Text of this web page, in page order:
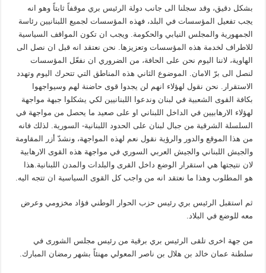
بشكل دقيق، وقد سجلنا الى جانب دولة الرئيس بري موقفاً ثابتاً وهو انه
يجب تفعيل المؤسسات في البلد، فهذه المؤسسات لجميع اللبنانيين رئاسة
الجمهورية والمجلس النيابي والحكومة. ويجب ان تكون المواقف السياسية
للاطراف لخدمة هذه المؤسسات وتعزيزها. نحن نعتقد انه قبل ان نصل الى
الهاوية، لاننا اليوم نحن على الحافة، من الضروري ان نفعّل المؤسسات
لنصل الى برّ الامان. الموضوع الثاني هذه المناطق التي تتحرك اليوم وتهدد
الاستقرار. نحن نقول لهؤلاء انهم لن يجدوا قوى حاضنة لهم وسيواجهوا
بكافة القوى الشعبية في لبنان وندعوا اللبنانيين لكي يشكلوا جبهة مواجهة
لهؤلاء الارهابيين في الداخل اللبناني او على صعيد ما يحصل من مواجهة في
السلسلة الشرقية من جبال لبنان على الحدود اللبنانية- السورية. لذلك فانه
من هذا الموقع والدور والرؤية نقول نعم لهذه المواجهة، ونشدّ أزر المقاومة
والجيش اللبناني والجيش العربي السوري في مواجهة هذه القوى الارهابية
لان نتيجتها هي استقرار الوضع داخل القرى والبلدات والمدن اللبنانية.هذا
هو المطلوب وهذا ما نعتقد انه من واجب كل القوى السياسية ان تتجه اليه.
ثم استقبل الرئيس بري رئيس حزب الحوار الوطني فؤاد مخزومي وعرض
معه للوضع في البلاد.
من جهة اخرى تلقى الرئيس بري برقية من رئيس مجلس الشورى في
سلطنة عمان خالد بن هلال بن ناصر المعولي مهنئاً بشهر رمضان المبارك.